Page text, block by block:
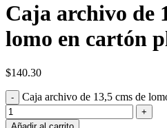
Caja archivo de
lomo en cartón
$140.30
Caja archivo de 13,5 cms de